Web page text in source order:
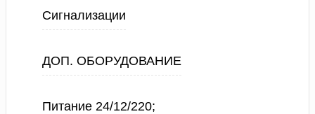
Сигнализации
ДОП. ОБОРУДОВАНИЕ
Питание 24/12/220;